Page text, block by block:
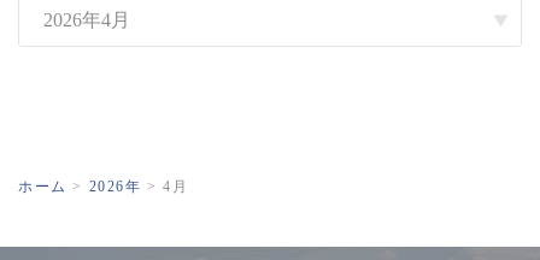
ホーム > 2026年 >4月